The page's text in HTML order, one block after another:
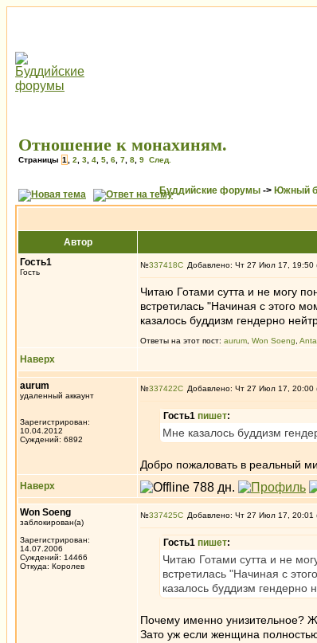
Отношение к монахиням.
Страницы 1 2 3 4 5 6 7 8 9 След.
Буддийские форумы -> Южный
Автор
Гость1
Гость
№337418 Добавлено: Чт 27 Июл 17, 19:50
Читаю Готами сутта и не могу
встретилась "Начиная с этого
казалось буддизм гендерно
Ответы на этот пост: aurum Won Soeng
Наверх
aurum
удаленный аккаунт
Зарегистрирован:
10.04.2012
Суждений: 6892
№337422 Добавлено: Чт 27 Июл 17, 20:00
Гость1 пишет:
Мне казалось буддизм
Добро пожаловать в реальный
Наверх
Won Soeng
заблокирован(а)
Зарегистрирован:
14.07.2006
Суждений: 14466
Откуда: Королев
№337425 Добавлено: Чт 27 Июл 17, 20:01
Гость1 пишет:
Читаю Готами сутта и не
встретилась "Начиная с
казалось буддизм гендерно
Почему именно унизительное?
Зато уж если женщина